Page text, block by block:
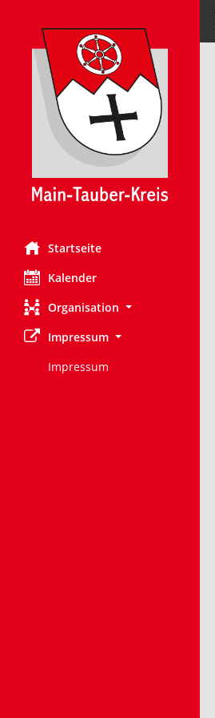
Startseite
Kalender
Organisation
Impressum
Impressum